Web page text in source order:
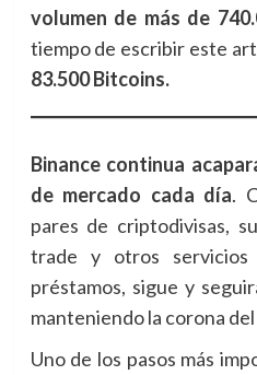
volumen de más de
tiempo de escribir este
83.500 Bitcoins.
Binance continua
de mercado cada día.
pares de criptodivisas,
trade y otros
préstamos, sigue y
manteniendo la corona
Uno de los pasos más